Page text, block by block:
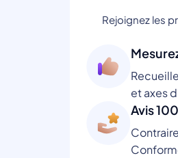
Rejoignez les
et axes
Avis